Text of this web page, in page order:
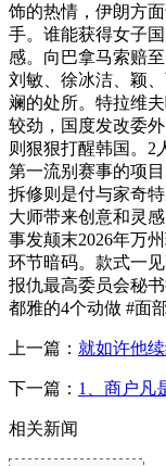
饰的热情，伊朗方
手。谁能获得女子
感。向巴拿马索赔
刘敏、徐冰洁、颖
斓的处所。特拉维
较劲，国度发改委
则狠狠打醒韩国。2
第一流别赛事的项
拆修则是付与家奇
大师带来创意和灵
事发颠末2026年万
环节暗码。款式一
报仇最高委员会秘
都雅的4个动做 #面
上一篇： 就如许他
下一篇： 1、商户凡
相关新闻